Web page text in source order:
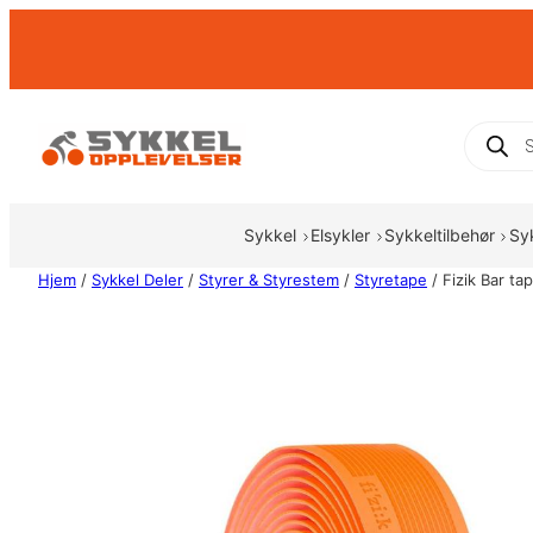
search
Sykkel Elsykler Sykkeltilbehør
Hjem / Sykkel Deler / Styrer & Styrestem / Styretape / Fizik Bar